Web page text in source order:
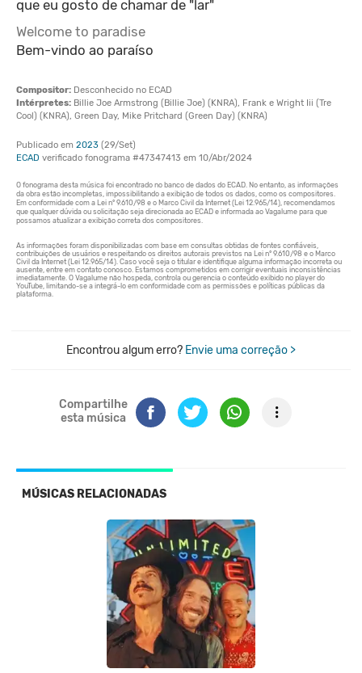
que eu gosto de chamar de "lar"
Bem-vindo ao paraíso
Welcome to paradise
Compositor: Desconhecido no ECAD
Intérpretes: Billie Joe Armstrong (Billie Joe) (KNRA), Frank e Wright Iii (Tre
Cool) (KNRA), Green Day, Mike Pritchard (Green Day) (KNRA)
Publicado em 2023 (29/Set)
ECAD verificado fonograma #47347413 em 10/Abr/2024
Encontrou algum erro? Envie uma correção >
Compartilhe
esta música
MÚSICAS RELACIONADAS